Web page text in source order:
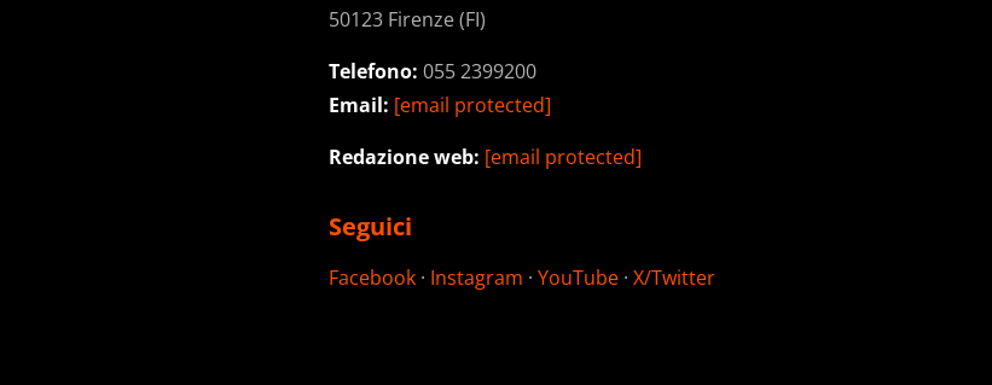
50123 Firenze (FI)
Telefono: 055 2399200
Email: [email protected]
Redazione web: [email protected]
Seguici
Facebook · Instagram · YouTube · X/Twitter